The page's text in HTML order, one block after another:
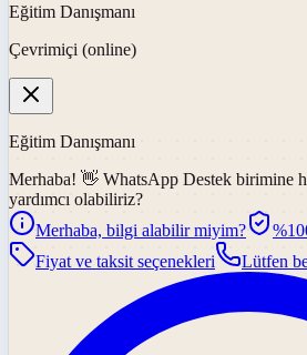
Eğitim Danışmanı
Çevrimiçi (online)
Eğitim Danışmanı
Merhaba! 👋 WhatsApp Destek birimine
yardımcı olabiliriz?
Merhaba, bilgi alabilir miyim?
Fiyat ve taksit seçenekleri
Lütfen